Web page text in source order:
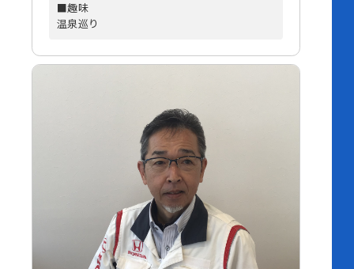
■趣味
温泉巡り